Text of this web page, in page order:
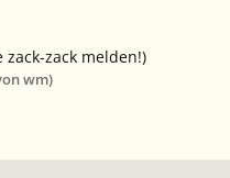
zack melden!)
wm)